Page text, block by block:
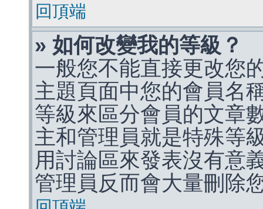
回頂端
» 如何改變我的等級？
一般您不能直接更改您
主題頁面中您的會員名
等級來區分會員的文章
主和管理員就是特殊等
用討論區來發表沒有意
管理員反而會大量刪除